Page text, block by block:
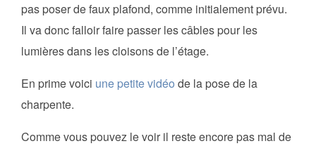
pas poser de faux plafond, comme initialement prévu.
Il va donc falloir faire passer les câbles pour les
lumières dans les cloisons de l’étage.
En prime voici une petite vidéo de la pose de la
charpente.
Comme vous pouvez le voir il reste encore pas mal de